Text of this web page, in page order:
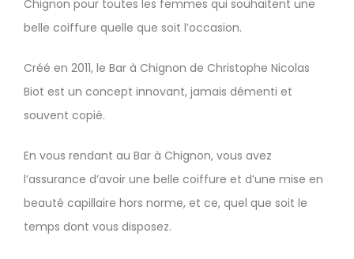
Chignon pour toutes les femmes qui souhaitent une
belle coiffure quelle que soit l’occasion.
Créé en 2011, le Bar à Chignon de Christophe Nicolas
Biot est un concept innovant, jamais démenti et
souvent copié.
En vous rendant au Bar à Chignon, vous avez
l’assurance d’avoir une belle coiffure et d’une mise en
beauté capillaire hors norme, et ce, quel que soit le
temps dont vous disposez.